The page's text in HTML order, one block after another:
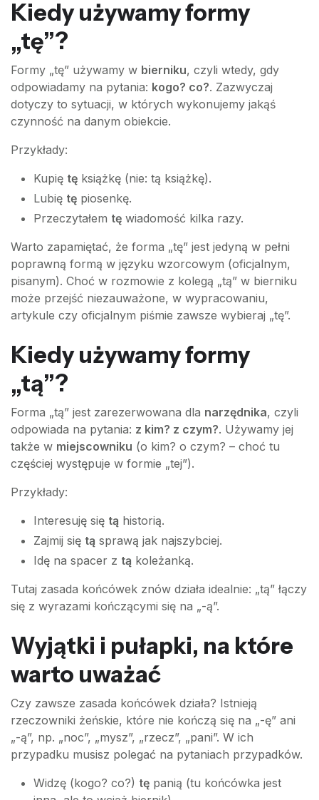
Kiedy używamy formy
„tę”?
Formy „tę” używamy w bierniku, czyli wtedy, gdy
odpowiadamy na pytania: kogo? co?. Zazwyczaj
dotyczy to sytuacji, w których wykonujemy jakąś
czynność na danym obiekcie.
Przykłady:
Kupię tę książkę (nie: tą książkę).
Lubię tę piosenkę.
Przeczytałem tę wiadomość kilka razy.
Warto zapamiętać, że forma „tę” jest jedyną w pełni
poprawną formą w języku wzorcowym (oficjalnym,
pisanym). Choć w rozmowie z kolegą „tą” w bierniku
może przejść niezauważone, w wypracowaniu,
artykule czy oficjalnym piśmie zawsze wybieraj „tę”.
Kiedy używamy formy
„tą”?
Forma „tą” jest zarezerwowana dla narzędnika, czyli
odpowiada na pytania: z kim? z czym?. Używamy jej
także w miejscowniku (o kim? o czym? – choć tu
częściej występuje w formie „tej”).
Przykłady:
Interesuję się tą historią.
Zajmij się tą sprawą jak najszybciej.
Idę na spacer z tą koleżanką.
Tutaj zasada końcówek znów działa idealnie: „tą” łączy
się z wyrazami kończącymi się na „-ą”.
Wyjątki i pułapki, na które
warto uważać
Czy zawsze zasada końcówek działa? Istnieją
rzeczowniki żeńskie, które nie kończą się na „-ę” ani
„-ą”, np. „noc”, „mysz”, „rzecz”, „pani”. W ich
przypadku musisz polegać na pytaniach przypadków.
Widzę (kogo? co?) tę panią (tu końcówka jest